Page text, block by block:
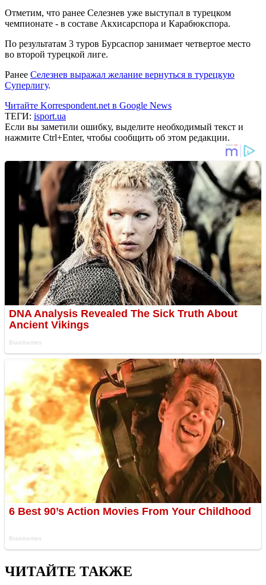
Отметим, что ранее Селезнев уже выступал в турецком
чемпионате - в составе Акхисарспора и Карабюкспора.
По результатам 3 туров Бурсаспор занимает четвертое место
во второй турецкой лиге.
Ранее Селезнев выражал желание вернуться в турецкую
Суперлигу.
Читайте Korrespondent.net в Google News
ТЕГИ: isport.ua
Если вы заметили ошибку, выделите необходимый текст и
нажмите Ctrl+Enter, чтобы сообщить об этом редакции.
ЧИТАЙТЕ ТАКЖЕ